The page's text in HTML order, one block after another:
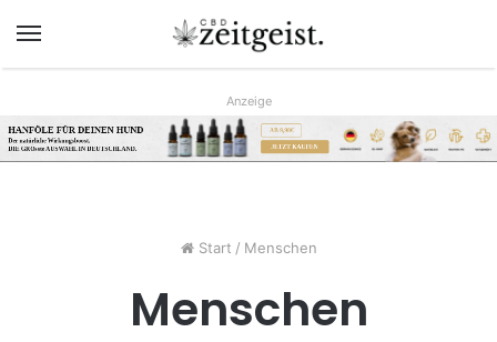
Menü
Anzeige
HANFÖLE FÜR DEINEN HUND
Der natürliche Wirkungsboost.
DIE GRÖsste AUSWAHL IN DEUTSCHLAND.
AB 9,90€
JETZT KAUFEN
www.hunreys.de
Start / Menschen
Menschen